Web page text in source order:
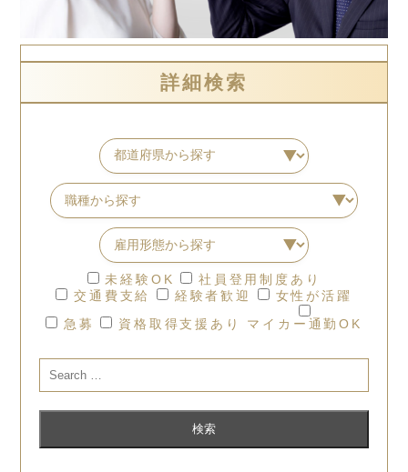
詳細検索
未経験OK
社員登用制度あり
交通費支給
経験者歓迎
女性が活躍
急募
資格取得支援あり マイカー通勤OK